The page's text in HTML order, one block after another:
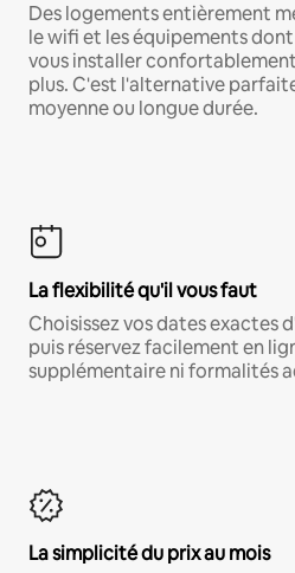
Des logements entièrement
le wifi et les équipements
vous installer
plus. C'est l'alternative
moyenne ou longue durée.
La flexibilité qu'il vous faut
Choisissez vos dates exactes
puis réservez facilement en
supplémentaire ni formalités
La simplicité du prix au mois